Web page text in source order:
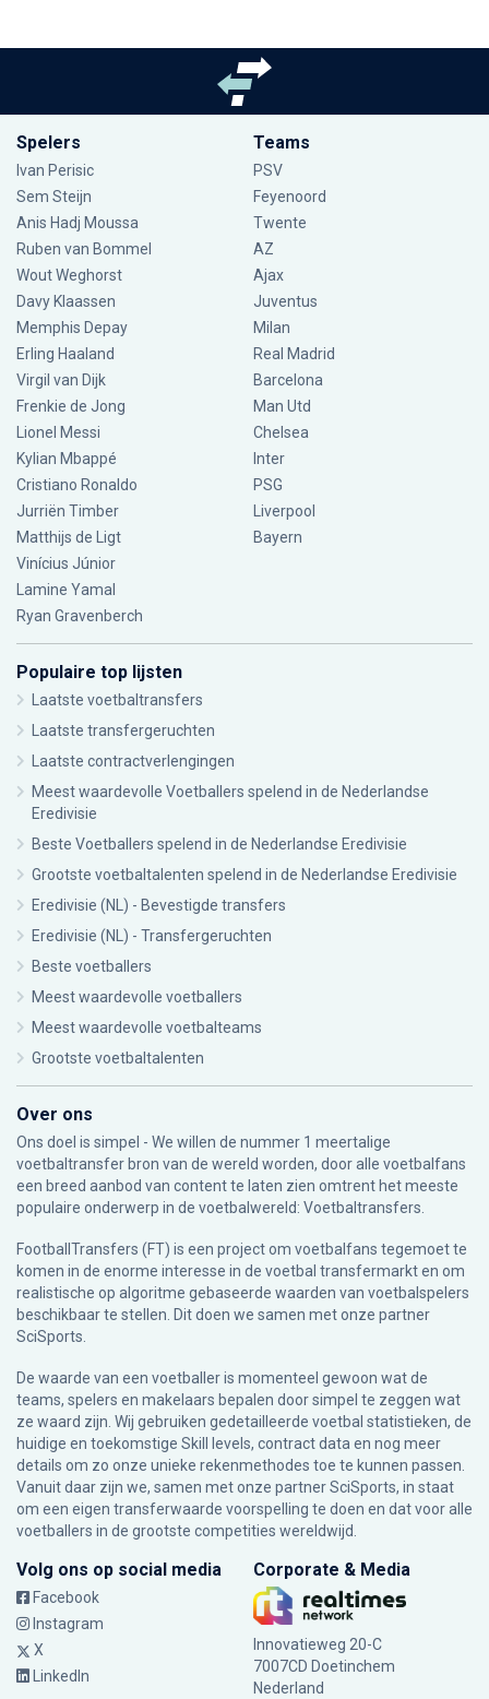
Spelers
Ivan Perisic
Sem Steijn
Anis Hadj Moussa
Ruben van Bommel
Wout Weghorst
Davy Klaassen
Memphis Depay
Erling Haaland
Virgil van Dijk
Frenkie de Jong
Lionel Messi
Kylian Mbappé
Cristiano Ronaldo
Jurriën Timber
Matthijs de Ligt
Vinícius Júnior
Lamine Yamal
Ryan Gravenberch
Teams
PSV
Feyenoord
Twente
AZ
Ajax
Juventus
Milan
Real Madrid
Barcelona
Man Utd
Chelsea
Inter
PSG
Liverpool
Bayern
Populaire top lijsten
Laatste voetbaltransfers
Laatste transfergeruchten
Laatste contractverlengingen
Meest waardevolle Voetballers spelend in de Nederlandse
Eredivisie
Beste Voetballers spelend in de Nederlandse Eredivisie
Grootste voetbaltalenten spelend in de Nederlandse Eredivisie
Eredivisie (NL) - Bevestigde transfers
Eredivisie (NL) - Transfergeruchten
Beste voetballers
Meest waardevolle voetballers
Meest waardevolle voetbalteams
Grootste voetbaltalenten
Over ons
Ons doel is simpel - We willen de nummer 1 meertalige
voetbaltransfer bron van de wereld worden, door alle voetbalfans
een breed aanbod van content te laten zien omtrent het meeste
populaire onderwerp in de voetbalwereld: Voetbaltransfers.
FootballTransfers (FT) is een project om voetbalfans tegemoet te
komen in de enorme interesse in de voetbal transfermarkt en om
realistische op algoritme gebaseerde waarden van voetbalspelers
beschikbaar te stellen. Dit doen we samen met onze partner
SciSports
De waarde van een voetballer is momenteel gewoon wat de
teams, spelers en makelaars bepalen door simpel te zeggen wat
ze waard zijn. Wij gebruiken gedetailleerde voetbal statistieken, de
huidige en toekomstige Skill levels, contract data en nog meer
details om zo onze unieke rekenmethodes toe te kunnen passen.
Vanuit daar zijn we, samen met onze partner SciSports, in staat
om een eigen transferwaarde voorspelling te doen en dat voor alle
voetballers in de grootste competities wereldwijd.
Volg ons op social media
Facebook
Instagram
X
LinkedIn
Corporate & Media
Innovatieweg 20-C
7007CD Doetinchem
Nederland